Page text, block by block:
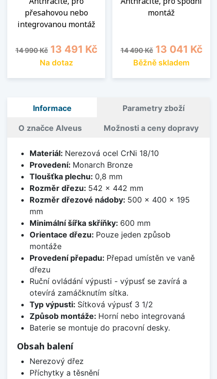
přesahovou nebo
integrovanou montáž
Běžná cena
14 990 Kč Cena
13 491 Kč
Na dotaz
montáž
Běžná cena
14 490 Kč Cena
13 041 Kč
Běžně skladem
Informace Parametry zboží
O značce Alveus Možnosti a ceny dopravy
Materiál: Nerezová ocel CrNi 18/10
Provedení: Monarch Bronze
Tloušťka plechu: 0,8 mm
Rozměr dřezu: 542 x 442 mm
Rozměr dřezové nádoby: 500 x 400 x 195
mm
Minimální šířka skříňky: 600 mm
Orientace dřezu: Pouze jeden způsob
montáže
Provedení přepadu: Přepad umístěn ve vaně
dřezu
Ruční ovládání výpusti - výpusť se zavírá a
otevírá zamáčknutím sítka.
Typ výpusti: Sítková výpusť 3 1/2
Způsob montáže: Horní nebo integrovaná
Baterie se montuje do pracovní desky.
Obsah balení
Nerezový dřez
Příchytky a těsnění